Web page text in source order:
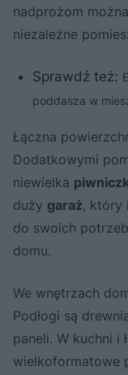
nadprożom
niezależne
Sprawdź też:
poddasza w
Łączna
Dodatkowymi
niewielka
duży garaż, który
do swoich
domu.
We wnętrzach
Podłogi są
paneli. W kuchni i
wielkoformatowe